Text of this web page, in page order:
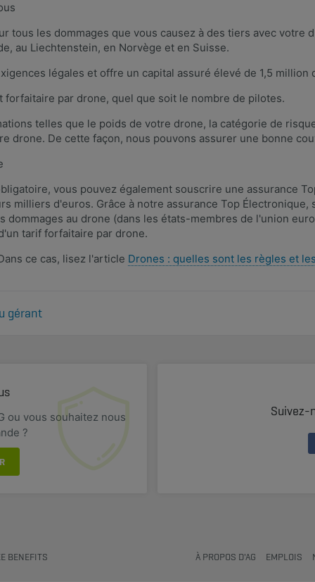
tous les dommages que vous causez à des tiers avec votre
au Liechtenstein, en Norvège et en Suisse.
légales et offre un capital assuré élevé de 1,5 million
forfaitaire par drone, quel que soit le nombre de pilotes.
telles que le poids de votre drone, la catégorie de
drone. De cette façon, nous pouvons assurer une bonne
vous pouvez également souscrire une assurance
milliers d'euros. Grâce à notre assurance Top Électronique,
au drone (dans les états-membres de l'union
tarif forfaitaire par drone.
ce cas, lisez l'article Drones : quelles sont les règles et
gérant
ou vous souhaitez nous
?
Suivez-
BENEFITS À PROPOS D'AG EMPLOIS